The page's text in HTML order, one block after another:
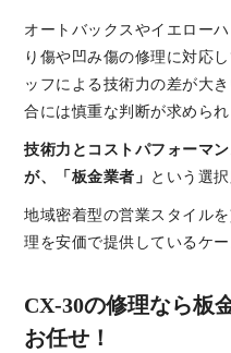
オートバックスやイエロー
り傷や凹み傷の修理に対応
ッフによる技術力の差が大
合には慎重な判断が求められ
技術力とコストパフォーマ
が、「板金業者」 という選択
地域密着型の営業スタイル
理を安価で提供しているケー
CX-30の修理なら板
お任せ！